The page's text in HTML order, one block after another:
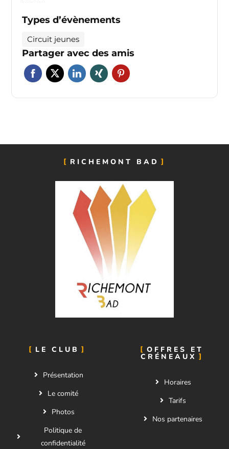
Types d’évènements
Circuit jeunes
Partager avec des amis
RICHEMONT BAD
LE CLUB
Présentation
Le comité
Photos
Politique de
confidentialité
OFFRES ET
CRÉNEAUX
Horaires
Tarifs
Nos partenaires